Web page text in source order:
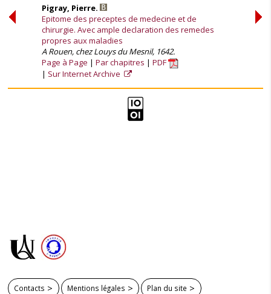
Pigray, Pierre.
Epitome des preceptes de medecine et de
chirurgie. Avec ample declaration des remedes
propres aux maladies
A Rouen, chez Louys du Mesnil, 1642.
Page à Page
Par chapitres
PDF
Sur Internet Archive
Contacts Mentions légales Plan du site